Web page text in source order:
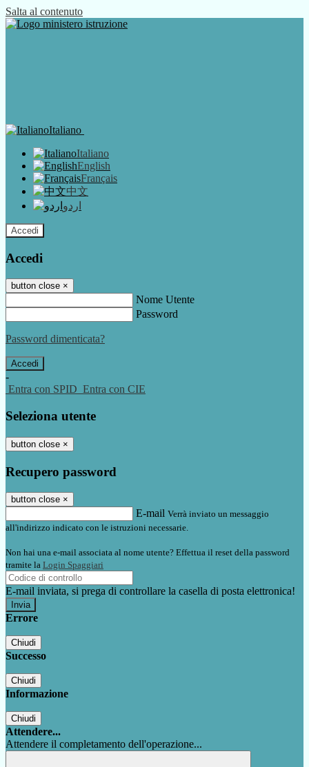
Salta al contenuto
Italiano
Italiano
English
Français
中文
اردو
Accedi
Accedi
button close ×
Nome Utente
Password
Password dimenticata?
-
Entra con SPID Entra con CIE
Seleziona utente
button close ×
Recupero password
button close ×
E-mail Verrà inviato un messaggio
all'indirizzo indicato con le istruzioni necessarie.
Non hai una e-mail associata al nome utente? Effettua il reset della password
tramite la Login Spaggiari
E-mail inviata, si prega di controllare la casella di posta elettronica!
Errore
Chiudi
Successo
Chiudi
Informazione
Chiudi
Attendere...
Attendere il completamento dell'operazione...